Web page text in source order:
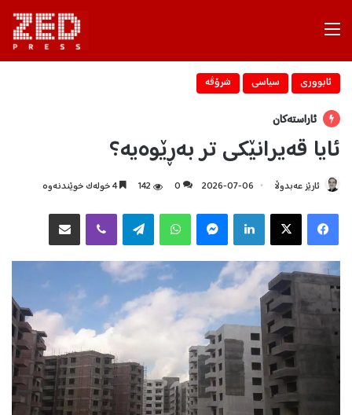
ئابووری سیاسی شرۆڤه‌
ئاراستەکان
ئایا قەيرانێکی تر بەڕێوەيە؟
ئارێز عەبدوڵا 2026-07-06
0
142 4 خولەک خوێندنەوە
X
Telegram